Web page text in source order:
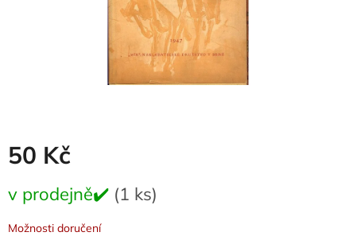
50 Kč
cena:
v prodejně✔️ (1 ks)
Možnosti doručení